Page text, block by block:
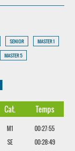
SENIOR
MASTER 1
MASTER 5
Cat. Temps
M1
00:27:55
SE
00:28:49